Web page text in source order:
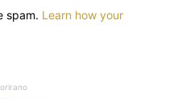
spam. Learn how your